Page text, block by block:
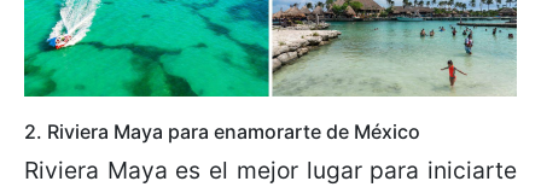
2. Riviera Maya para enamorarte de México
Riviera Maya es el mejor lugar para iniciarte